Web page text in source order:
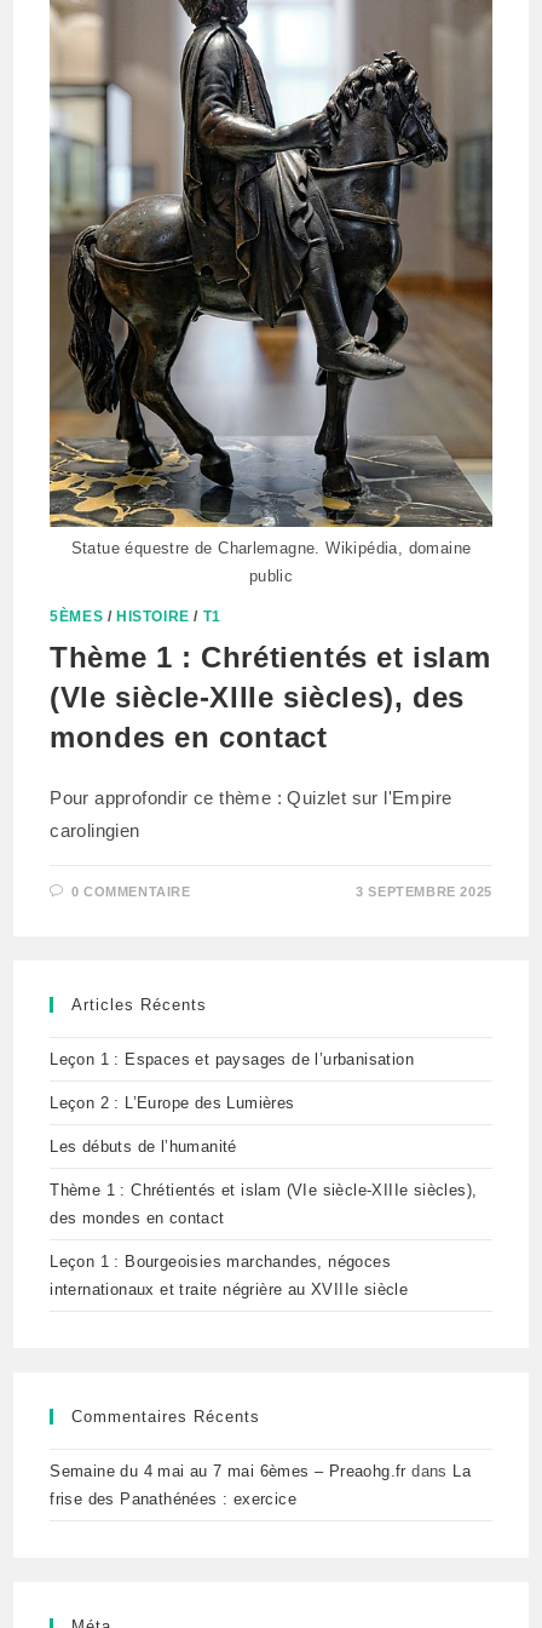
Statue équestre de Charlemagne. Wikipédia, domaine
public
5ÈMES / HISTOIRE / T1
Thème 1 : Chrétientés et islam
(VIe siècle-XIIIe siècles), des
mondes en contact
Pour approfondir ce thème : Quizlet sur l'Empire
carolingien
0 COMMENTAIRE 3 SEPTEMBRE 2025
Articles Récents
Leçon 1 : Espaces et paysages de l’urbanisation
Leçon 2 : L’Europe des Lumières
Les débuts de l’humanité
Thème 1 : Chrétientés et islam (VIe siècle-XIIIe siècles),
des mondes en contact
Leçon 1 : Bourgeoisies marchandes, négoces
internationaux et traite négrière au XVIIIe siècle
Commentaires Récents
Semaine du 4 mai au 7 mai 6èmes – Preaohg.fr dans La
frise des Panathénées : exercice